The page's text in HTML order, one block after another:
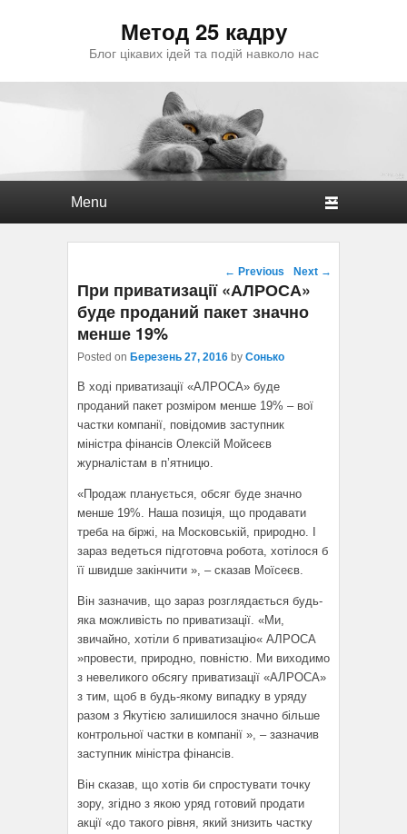
Метод 25 кадру
Блог цікавих ідей та подій навколо нас
Post navigation
← Previous Next →
При приватизації «АЛРОСА»
буде проданий пакет значно
менше 19%
Posted on Березень 27, 2016 by Сонько
В ході приватизації «АЛРОСА» буде
проданий пакет розміром менше 19% – вої
частки компанії, повідомив заступник
міністра фінансів Олексій Мойсеєв
журналістам в п’ятницю.
«Продаж планується, обсяг буде значно
менше 19%. Наша позиція, що продавати
треба на біржі, на Московській, природно. І
зараз ведеться підготовча робота, хотілося б
її швидше закінчити », – сказав Моїсеєв.
Він зазначив, що зараз розглядається будь-
яка можливість по приватизації. «Ми,
звичайно, хотіли б приватизацію« АЛРОСА
»провести, природно, повністю. Ми виходимо
з невеликого обсягу приватизації «АЛРОСА»
з тим, щоб в будь-якому випадку в уряду
разом з Якутією залишилося значно більше
контрольної частки в компанії », – зазначив
заступник міністра фінансів.
Він сказав, що хотів би спростувати точку
зору, згідно з якою уряд готовий продати
акції «до такого рівня, який знизить частку